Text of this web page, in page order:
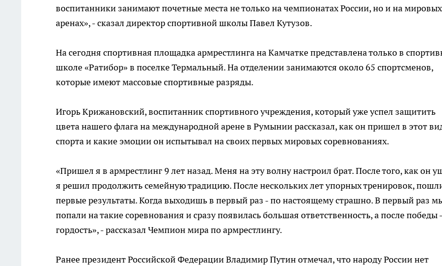
воспитанники занимают почетные места не только на чемпионатах России, но и на мировых
аренах», - сказал директор спортивной школы Павел Кутузов.
На сегодня спортивная площадка армрестлинга на Камчатке представлена только в
школе «Ратибор» в поселке Термальный. На отделении занимаются около 65 спортсменов,
которые имеют массовые спортивные разряды.
Игорь Крижановский, воспитанник спортивного учреждения, который уже успел защитить
цвета нашего флага на международной арене в Румынии рассказал, как он пришел в этот
спорта и какие эмоции он испытывал на своих первых мировых соревнованиях.
«Пришел я в армрестлинг 9 лет назад. Меня на эту волну настроил брат. После того, как он
я решил продолжить семейную традицию. После нескольких лет упорных тренировок,
первые результаты. Когда выходишь в первый раз - по настоящему страшно. В первый раз
попали на такие соревнования и сразу появилась большая ответственность, а после победы -
гордость», - рассказал Чемпион мира по армрестлингу.
Ранее президент Российской Федерации Владимир Путин отмечал, что народу России нет